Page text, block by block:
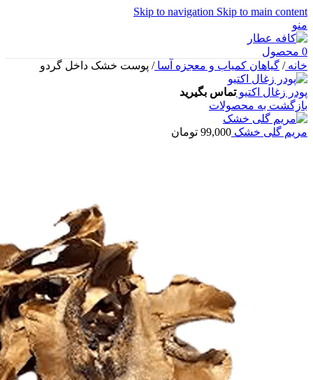
Skip to navigation Skip to main content
منو
0 محصول
خانه/ گیاهان کمیاب و معجزه آسا/ پوست خشک داخل گردو
پودر زغال اکتیوتماس بگیرید
بازگشت به محصولات
مریم گلی خشک 99,000 تومان